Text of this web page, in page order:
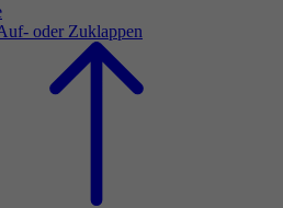
oder Zuklappen